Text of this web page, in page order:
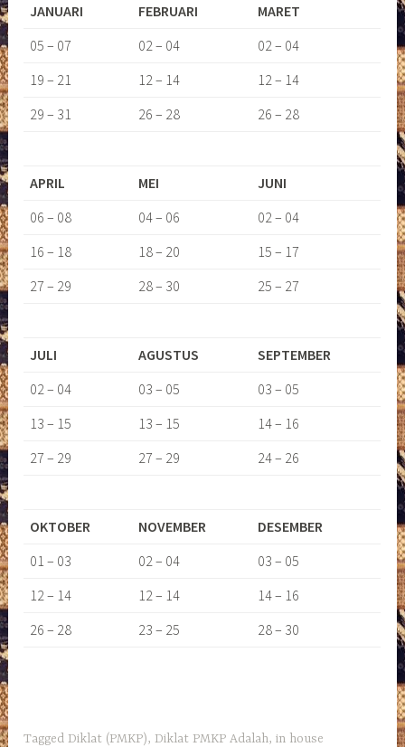
JANUARI FEBRUARI
MARET
05 – 07
02 – 04
02 – 04
19 – 21
12 – 14
12 – 14
29 – 31
26 – 28 26 – 28
APRIL MEI
JUNI
06 – 08
04 – 06
02 – 04
16 – 18
18 – 20
15 – 17
27 – 29
28 – 30 25 – 27
JULI AGUSTUS
SEPTEMBER
02 – 04
03 – 05
03 – 05
13 – 15
13 – 15
14 – 16
27 – 29
27 – 29 24 – 26
OKTOBER NOVEMBER
DESEMBER
01 – 03
02 – 04
03 – 05
12 – 14
12 – 14
14 – 16
26 – 28
23 – 25 28 – 30
TaggedDiklat (PMKP),Diklat PMKP Adalah,in house